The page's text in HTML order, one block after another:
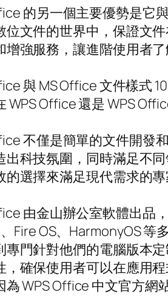
的另一個主要優勢是它
位文件的世界中，保證文
增強服務，讓進階使用者了
與 MS Office 文件樣式
WPS Office 還是 WPS
不僅是簡單的文件開發
出科技氛圍，同時滿足不
的選擇來滿足現代需求的專
由金山辦公室軟體出品
Fire OS、HarmonyOS 等
專門針對他們的電腦版本
，確保使用者可以在應用
為 WPS Office 中文官方網